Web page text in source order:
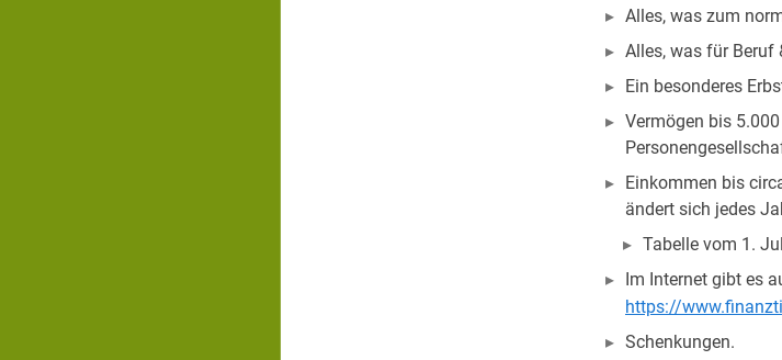
Alles, was zum
Alles, was für Beruf
Ein besonderes
Vermögen bis
Einkommen bis
ändert sich jedes
Tabelle vom 1.
Im Internet gibt es
https://
Schenkungen.